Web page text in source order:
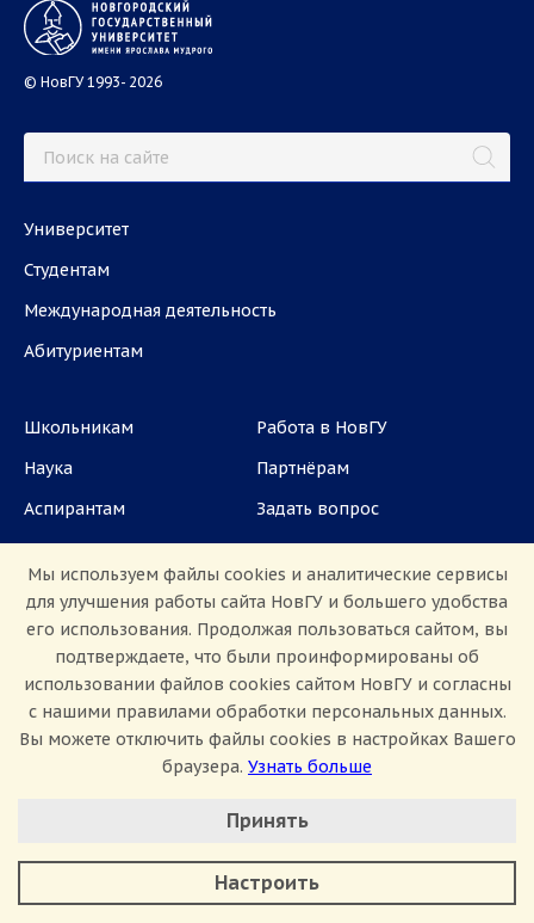
© НовГУ 1993- 2026
Университет
Студентам
Международная деятельность
Абитуриентам
Школьникам
Наука
Аспирантам
СМИ
Работа в НовГУ
Партнёрам
Задать вопрос
ул. Большая Санкт-Петербургская, 41, каб.
1101, 1103
Приемная комиссия: +7(8162)33-20-44
Сведения об образовательной организации
Политика конфиденциальности
Сведения о доходах
Мы используем файлы cookies и аналитические сервисы
для улучшения работы сайта НовГУ и большего удобства
его использования. Продолжая пользоваться сайтом, вы
подтверждаете, что были проинформированы об
использовании файлов cookies сайтом НовГУ и согласны
с нашими правилами обработки персональных данных.
Вы можете отключить файлы cookies в настройках Вашего
браузера. Узнать больше
Минимальные
Аналитические/Функциональные
Принять
Настроить